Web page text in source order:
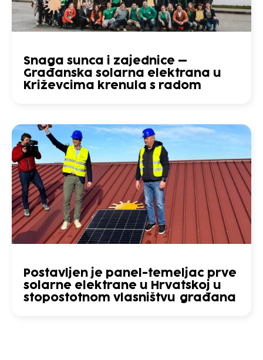
Snaga sunca i zajednice –
Građanska solarna elektrana u
Križevcima krenula s radom
Postavljen je panel-temeljac prve
solarne elektrane u Hrvatskoj u
stopostotnom vlasništvu građana